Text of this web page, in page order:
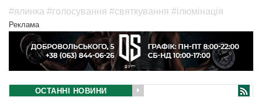
#ялинка #голосування #святкування #ілюмінація
Реклама
ОСТАННІ НОВИНИ